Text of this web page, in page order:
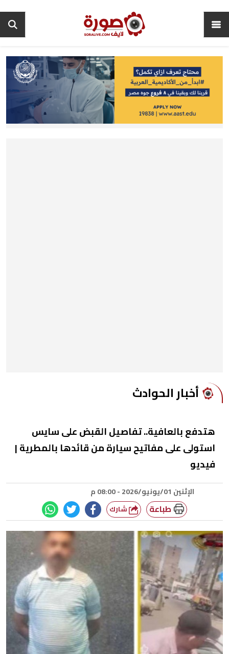
أخبار الحوادث
هتدفع بالعافية.. تفاصيل القبض على سايس
استولى على مفاتيح سيارة من قائدها بالمطرية |
فيديو
الإثنين 01/يونيو/2026 - 08:00 م
طباعة